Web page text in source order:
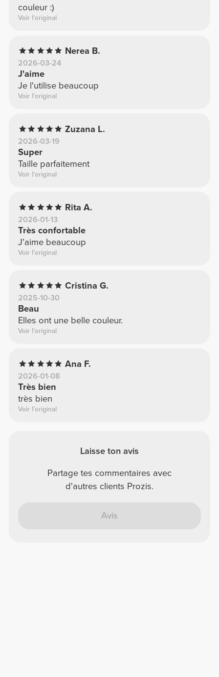
couleur :)
Voir l'original
Nerea B.
2026-03-24
J'aime
Je l'utilise beaucoup
Voir l'original
Zuzana L.
2026-03-19
Super
Taille parfaitement
Voir l'original
Rita A.
2026-01-13
Très confortable
J'aime beaucoup
Voir l'original
Cristina G.
2025-10-30
Beau
Elles ont une belle couleur.
Voir l'original
Ana F.
2026-01-08
Très bien
très bien
Voir l'original
Laisse ton avis
Partage tes commentaires avec
d'autres clients Prozis.
Avis